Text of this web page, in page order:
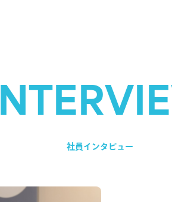
N T ERVIE
社員イ ンタ ビ ュ ー